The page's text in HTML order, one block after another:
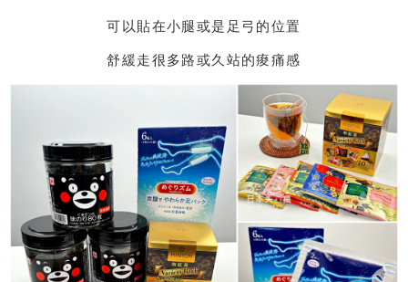
可以貼在小腿或是足弓的位置
舒緩走很多路或久站的痠痛感